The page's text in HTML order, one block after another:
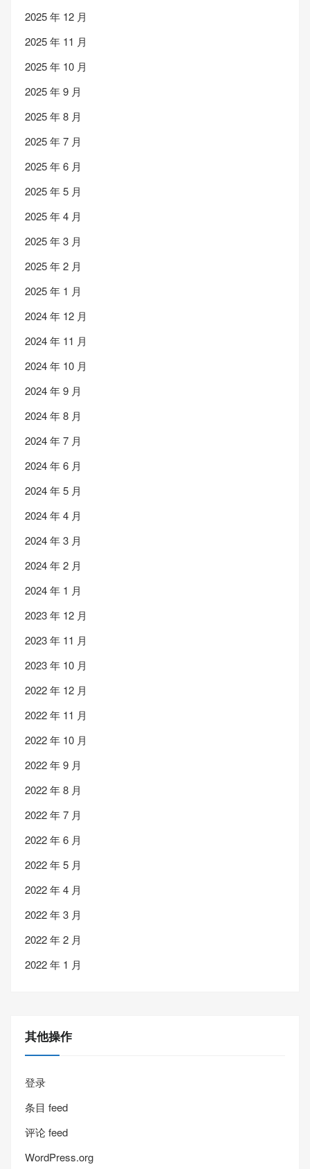
2025 年 12 月
2025 年 11 月
2025 年 10 月
2025 年 9 月
2025 年 8 月
2025 年 7 月
2025 年 6 月
2025 年 5 月
2025 年 4 月
2025 年 3 月
2025 年 2 月
2025 年 1 月
2024 年 12 月
2024 年 11 月
2024 年 10 月
2024 年 9 月
2024 年 8 月
2024 年 7 月
2024 年 6 月
2024 年 5 月
2024 年 4 月
2024 年 3 月
2024 年 2 月
2024 年 1 月
2023 年 12 月
2023 年 11 月
2023 年 10 月
2022 年 12 月
2022 年 11 月
2022 年 10 月
2022 年 9 月
2022 年 8 月
2022 年 7 月
2022 年 6 月
2022 年 5 月
2022 年 4 月
2022 年 3 月
2022 年 2 月
2022 年 1 月
其他操作
登录
条目 feed
评论 feed
WordPress.org